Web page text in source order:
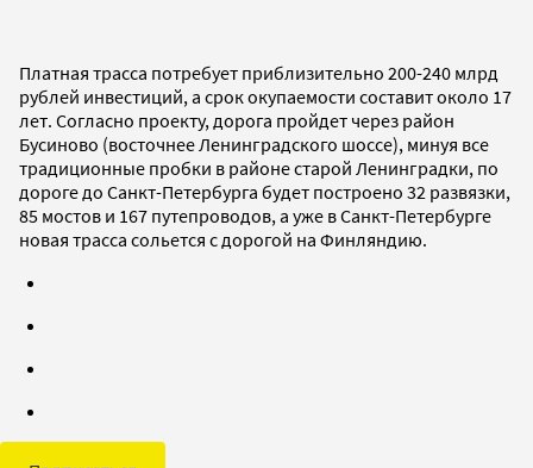
Платная трасса потребует приблизительно 200-240 млрд
рублей инвестиций, а срок окупаемости составит около 17
лет. Согласно проекту, дорога пройдет через район
Бусиново (восточнее Ленинградского шоссе), минуя все
традиционные пробки в районе старой Ленинградки, по
дороге до Санкт-Петербурга будет построено 32 развязки,
85 мостов и 167 путепроводов, а уже в Санкт-Петербурге
новая трасса сольется с дорогой на Финляндию.